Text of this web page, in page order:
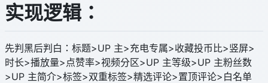
实现逻辑：
先判黑后判白：标题>UP 主>充电专属>收藏投币比>竖屏>
时长>播放量>点赞率>视频分区>UP 主等级>UP 主粉丝数
>UP 主简介>标签>双重标签>精选评论>置顶评论>白名单